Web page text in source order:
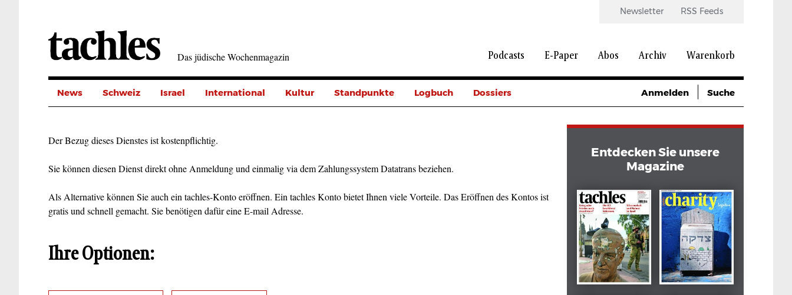
Das jüdische Wochenmagazin
Newsletter RSS Feeds
Podcasts E-Paper Abos Archiv Warenkorb
News Schweiz Israel International Kultur Standpunkte Logbuch Dossiers Anmelden Suche
Der Bezug dieses Dienstes ist kostenpflichtig.
Sie können diesen Dienst direkt ohne Anmeldung und einmalig via dem Zahlungssystem Datatrans beziehen.
Als Alternative können Sie auch ein tachles-Konto eröffnen. Ein tachles Konto bietet Ihnen viele Vorteile. Das Eröffnen des Kontos ist
gratis und schnell gemacht. Sie benötigen dafür eine E-mail Adresse.
Ihre Optionen:
Entdecken Sie unsere
Magazine